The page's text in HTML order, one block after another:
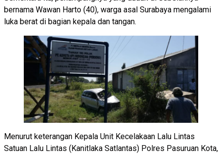
bernama Wawan Harto (40), warga asal Surabaya mengalami
luka berat di bagian kepala dan tangan.
Menurut keterangan Kepala Unit Kecelakaan Lalu Lintas
Satuan Lalu Lintas (Kanitlaka Satlantas) Polres Pasuruan Kota,